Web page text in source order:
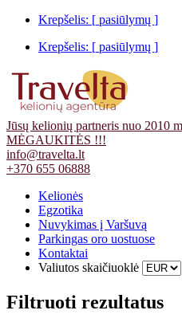
Krepšelis: [ pasiūlymų ]
Krepšelis: [ pasiūlymų ]
Jūsų kelionių partneris nuo 2010
MĖGAUKITĖS !!!
info@travelta.lt
+370 655 06888
Kelionės
Egzotika
Nuvykimas į Varšuvą
Parkingas oro uostuose
Kontaktai
Valiutos skaičiuoklė
Filtruoti rezultatus